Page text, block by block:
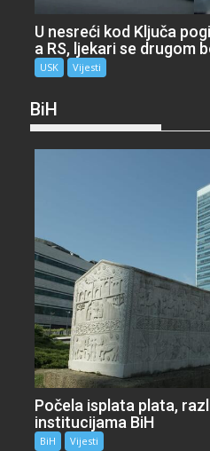
U nesreći kod Ključa
a RS, ljekari se drugom
USK Vijesti
BiH
Počela isplata plata,
institucijama BiH
BiH Vijesti